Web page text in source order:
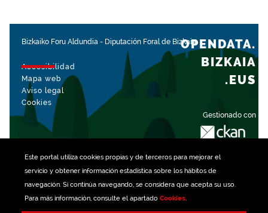
Este portal utiliza cookiespropias y de terceros para mejorar el
servicio y obtener información estadística sobre los hábitos de
navegación. Si continúa navegando, se considera que acepta su uso.
Para más información, consulte el apartado Cookies.
Bizkaiko Foru Aldundia - Diputación Foral de Bizkaia
Accesibilidad
Mapa web
Aviso legal
Cookies
Gestionado con
OPENDATA.
BIZKAIA
.EUS